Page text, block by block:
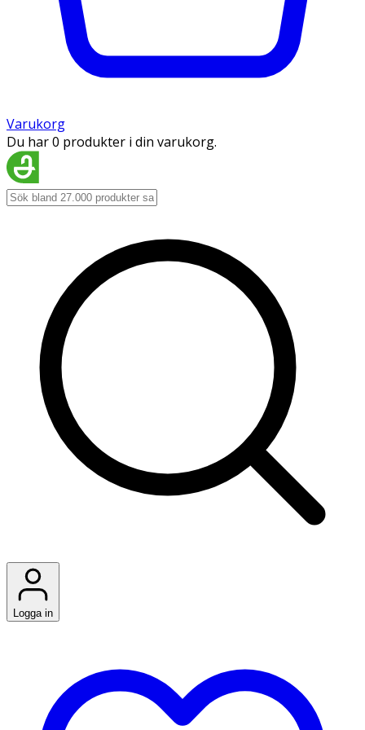
Varukorg
Du har 0 produkter i din varukorg.
Logga in